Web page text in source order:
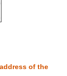
of the